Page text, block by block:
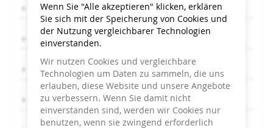
Mi, 17.9.
Do, 18.9.
Fr, 19.9.
Sa, 20.9.
Wenn Sie "Alle akzeptieren" klicken, erklären
Sie sich mit der Speicherung von Cookies und
der Nutzung vergleichbarer Technologien
einverstanden.
Wir nutzen Cookies und vergleichbare
Technologien um Daten zu sammeln, die uns
erlauben, diese Website und unsere Angebote
zu verbessern. Wenn Sie damit nicht
einverstanden sind, werden wir Cookies nur
benutzen, wenn sie zwingend erforderlich